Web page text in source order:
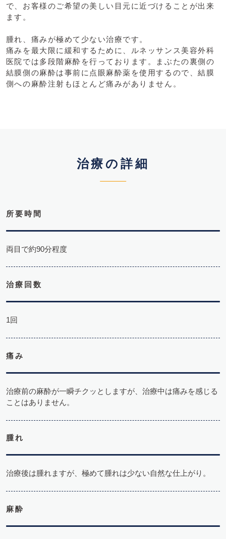
で、お客様のご希望の美しい目元に近づけることが出来
ます。
腫れ、痛みが極めて少ない治療です。
痛みを最大限に緩和するために、ルネッサンス美容外科
医院では多段階麻酔を行っております。まぶたの裏側の
結膜側の麻酔は事前に点眼麻酔薬を使用するので、結膜
側への麻酔注射もほとんど痛みがありません。
治療の詳細
所要時間
両目で約90分程度
治療回数
1回
痛み
治療前の麻酔が一瞬チクッとしますが、治療中は痛みを感じる
ことはありません。
腫れ
治療後は腫れますが、極めて腫れは少ない自然な仕上がり。
麻酔